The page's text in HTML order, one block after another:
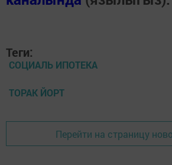
Теги:
СОЦИАЛЬ ИПОТЕКА
ТОРАК ЙОРТ
Перейти на страницу